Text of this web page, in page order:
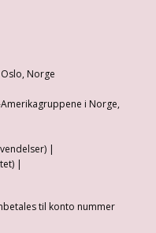
Norge
i Norge,
|
|
til konto nummer